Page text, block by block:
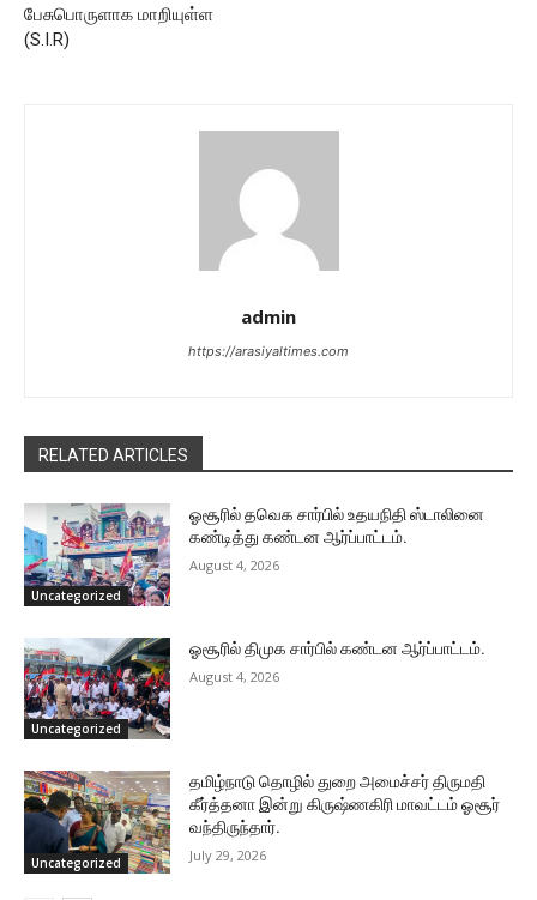
பேசுபொருளாக மாறியுள்ள
(S.I.R)
admin
https://arasiyaltimes.com
RELATED ARTICLES
Uncategorized
ஓசூரில் தவெக சார்பில் உதயநிதி ஸ்டாலினை
கண்டித்து கண்டன ஆர்ப்பாட்டம்.
August 4, 2026
Uncategorized
ஓசூரில் திமுக சார்பில் கண்டன ஆர்ப்பாட்டம்.
August 4, 2026
Uncategorized
தமிழ்நாடு தொழில் துறை அமைச்சர் திருமதி
கீர்த்தனா இன்று கிருஷ்ணகிரி மாவட்டம் ஓசூர்
வந்திருந்தார்.
July 29, 2026